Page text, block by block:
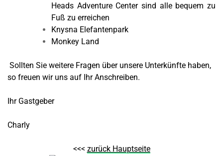
Heads Adventure Center sind alle bequem zu
Fuß zu erreichen
Knysna Elefantenpark
Monkey Land
Sollten Sie weitere Fragen über unsere Unterkünfte haben,
so freuen wir uns auf Ihr Anschreiben.
Ihr Gastgeber
Charly
<<< zurück Hauptseite